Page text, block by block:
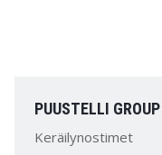
PUUSTELLI GROUP
Keräilynostimet